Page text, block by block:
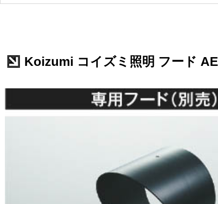
Koizumi コイズミ照明 フード